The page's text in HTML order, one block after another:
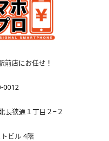
前店にお任せ！
0012
長狭通１丁目２−２
ビル 4階